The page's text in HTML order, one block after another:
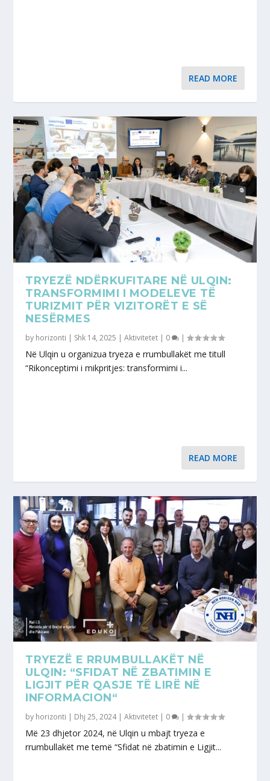
READ MORE
TRYEZË NDËRKUFITARE NË ULQIN:
TRANSFORMIMI I MODELEVE TË
TURIZMIT PËR VIZITORËT E SË
NESËRMES
by horizonti | Shk 14, 2025 |Aktivitetet | 0 |
Në Ulqin u organizua tryeza e rrumbullakët me titull
“Rikonceptimi i mikpritjes: transformimi i...
READ MORE
TRYEZË E RRUMBULLAKËT NË
ULQIN: “SFIDAT NË ZBATIMIN E
LIGJIT PËR QASJE TË LIRË NË
INFORMACION“
by horizonti Dhj 25, 2024|Aktivitetet 0 |
Më 23 dhjetor 2024, në Ulqin u mbajt tryeza e
rrumbullakët me temë “Sfidat në zbatimin e Ligjit...